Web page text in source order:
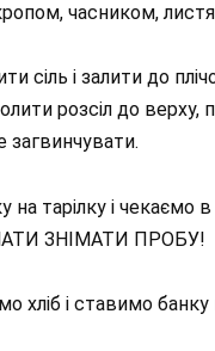
часником,
сіль і залити до
розсіл до верху,
тарілку і чекаємо в
ЗНІМАТИ ПРОБУ!
хліб і ставимо банку